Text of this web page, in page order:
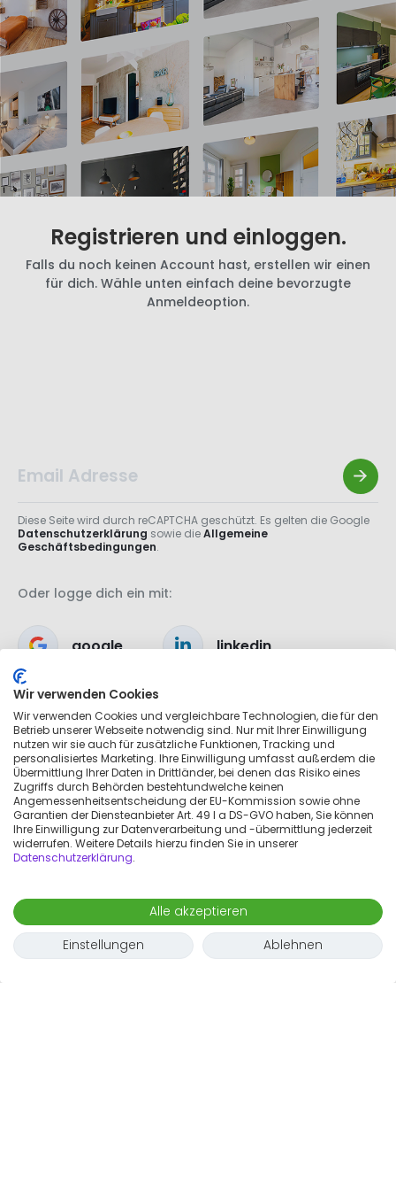
Registrieren und einloggen.
Falls du noch keinen Account hast, erstellen wir einen
für dich. Wähle unten einfach deine bevorzugte
Anmeldeoption.
Diese Seite wird durch reCAPTCHA geschützt. Es gelten die Google
Datenschutzerklärung sowie dieAllgemeine
Geschäftsbedingungen.
Oder logge dich ein mit:
google linkedin
apple
Wir verwenden Cookies
Wir verwenden Cookies und vergleichbare Technologien, die für den
Betrieb unserer Webseite notwendig sind. Nur mit Ihrer Einwilligung
nutzen wir sie auch für zusätzliche Funktionen, Tracking und
personalisiertes Marketing. Ihre Einwilligung umfasst außerdem die
Übermittlung Ihrer Daten in Drittländer, bei denen das Risiko eines
Zugriffs durch Behörden bestehtundwelche keinen
Angemessenheitsentscheidung der EU-Kommission sowie ohne
Garantien der Diensteanbieter Art. 49 I a DS-GVO haben, Sie können
Ihre Einwilligung zur Datenverarbeitung und -übermittlung jederzeit
widerrufen. Weitere Details hierzu finden Sie in unserer
Datenschutzerklärung.
Alle akzeptieren
Einstellungen
Ablehnen